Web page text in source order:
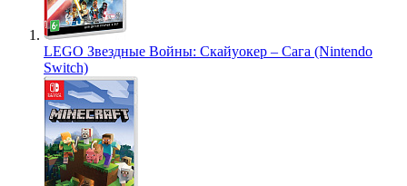
LEGO Звездные Войны: Скайуокер – Сага (Nintendo
Switch)